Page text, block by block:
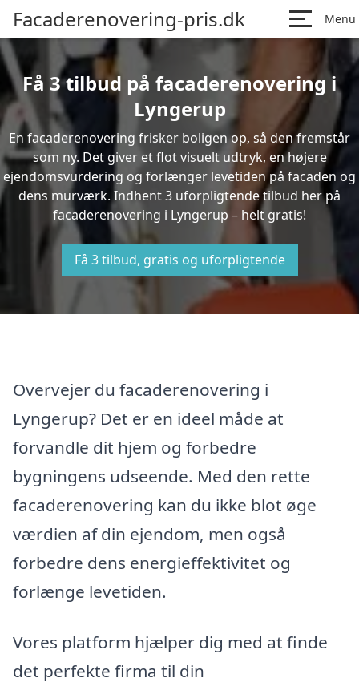
Facaderenovering-pris.dk Menu
Få 3 tilbud på facaderenovering i
Lyngerup
En facaderenovering frisker boligen op, så den fremstår
som ny. Det giver et flot visuelt udtryk, en højere
ejendomsvurdering og forlænger levetiden på facaden og
dens murværk. Indhent 3 uforpligtende tilbud her på
facaderenovering i Lyngerup – helt gratis!
Få 3 tilbud, gratis og uforpligtende
Overvejer du facaderenovering i
Lyngerup? Det er en ideel måde at
forvandle dit hjem og forbedre
bygningens udseende. Med den rette
facaderenovering kan du ikke blot øge
værdien af din ejendom, men også
forbedre dens energieffektivitet og
forlænge levetiden.
Vores platform hjælper dig med at finde
det perfekte firma til din